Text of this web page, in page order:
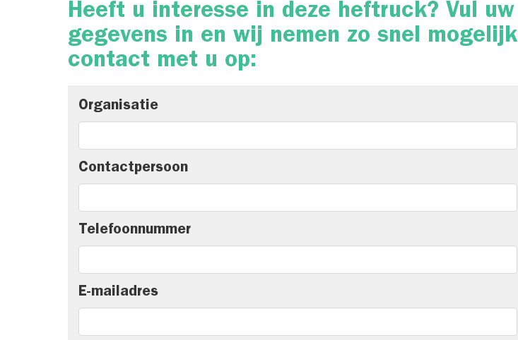
Heeft u interesse in deze heftruck? Vul uw
gegevens in en wij nemen zo snel mogelijk
contact met u op:
Organisatie
Contactpersoon
Telefoonnummer
E-mailadres